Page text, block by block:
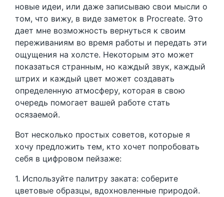
новые идеи, или даже записываю свои мысли о
том, что вижу, в виде заметок в Procreate. Это
дает мне возможность вернуться к своим
переживаниям во время работы и передать эти
ощущения на холсте. Некоторым это может
показаться странным, но каждый звук, каждый
штрих и каждый цвет может создавать
определенную атмосферу, которая в свою
очередь помогает вашей работе стать
осязаемой.
Вот несколько простых советов, которые я
хочу предложить тем, кто хочет попробовать
себя в цифровом пейзаже:
1. Используйте палитру заката: соберите
цветовые образцы, вдохновленные природой.